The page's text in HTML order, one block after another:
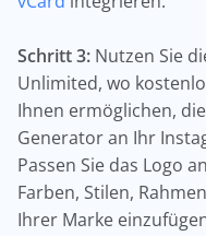
Schritt 3: Nutzen Sie
Unlimited, wo
Ihnen ermöglichen,
Generator an Ihr
Passen Sie das Logo
Farben, Stilen,
Ihrer Marke